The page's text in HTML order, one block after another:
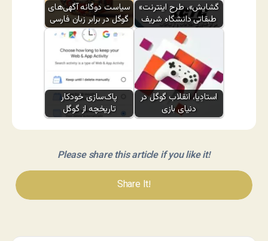
سیاست دوگانه آگهی‌های
گوگل در برابر زبان فارسی
«گشایش»، طرح اینترنت
طبقاتی دانشگاه شریف
پاک‌سازی خودکار
تاریخچه از گوگل
استادِیا، انقلاب گوگل در
دنیای بازی
Please share this article if you like it!
Share It!